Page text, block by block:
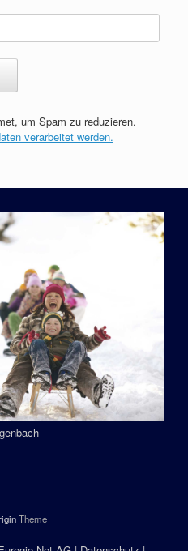
um Spam zu reduzieren.
verarbeitet werden.
Theme